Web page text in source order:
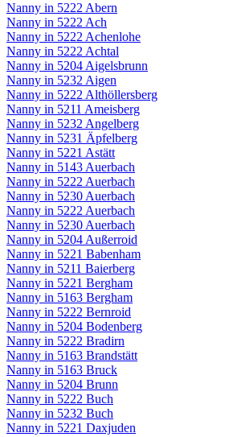
Nanny in 5222 Abern
Nanny in 5222 Ach
Nanny in 5222 Achenlohe
Nanny in 5222 Achtal
Nanny in 5204 Aigelsbrunn
Nanny in 5232 Aigen
Nanny in 5222 Althöllersberg
Nanny in 5211 Ameisberg
Nanny in 5232 Angelberg
Nanny in 5231 Äpfelberg
Nanny in 5221 Astätt
Nanny in 5143 Auerbach
Nanny in 5222 Auerbach
Nanny in 5230 Auerbach
Nanny in 5222 Auerbach
Nanny in 5230 Auerbach
Nanny in 5204 Außerroid
Nanny in 5221 Babenham
Nanny in 5211 Baierberg
Nanny in 5221 Bergham
Nanny in 5163 Bergham
Nanny in 5222 Bernroid
Nanny in 5204 Bodenberg
Nanny in 5222 Bradirn
Nanny in 5163 Brandstätt
Nanny in 5163 Bruck
Nanny in 5204 Brunn
Nanny in 5222 Buch
Nanny in 5232 Buch
Nanny in 5221 Daxjuden